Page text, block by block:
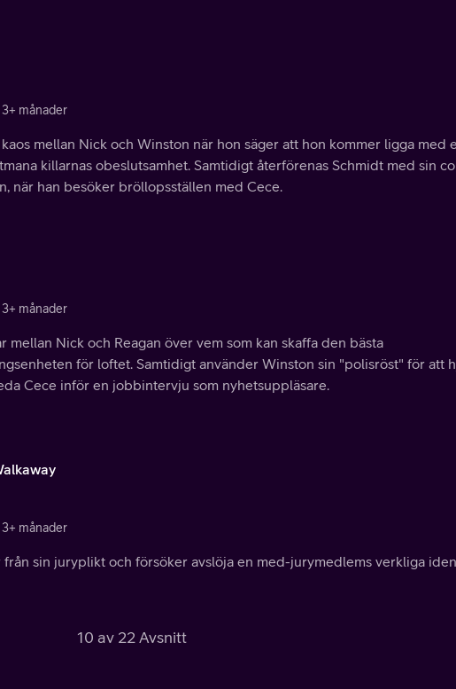
månader
kaos mellan Nick och Winston när hon säger att hon kommer ligga med
killarnas obeslutsamhet. Samtidigt återförenas Schmidt med sin
när han besöker bröllopsställen med Cece.
månader
mellan Nick och Reagan över vem som kan skaffa den bästa
för loftet. Samtidigt använder Winston sin "polisröst" för att
Cece inför en jobbintervju som nyhetsuppläsare.
månader
från sin juryplikt och försöker avslöja en med-jurymedlems verkliga
10 av 22 Avsnitt